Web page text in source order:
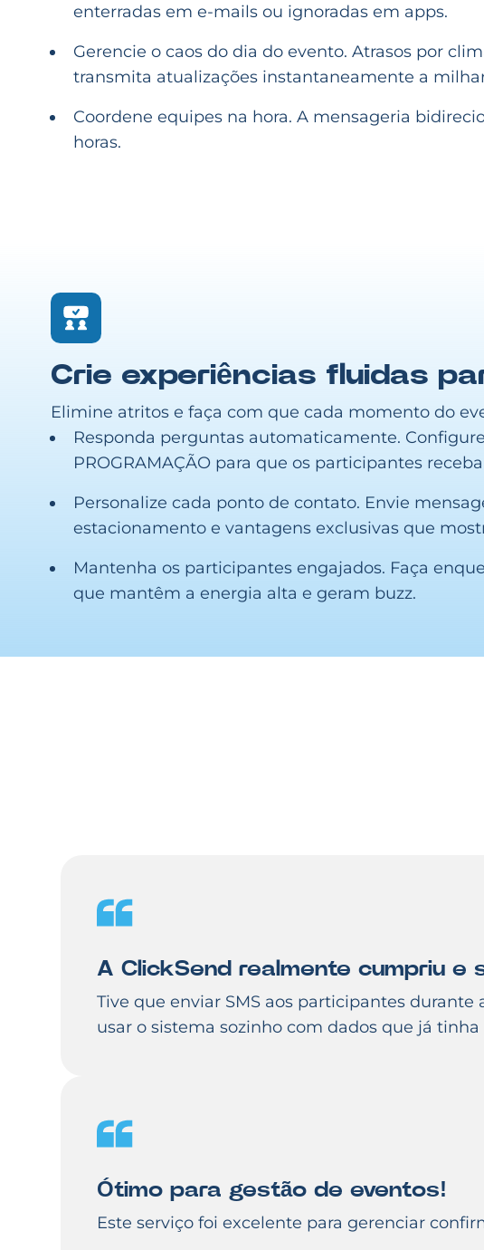
enterradas em e-mails ou ignoradas em apps.
Gerencie o caos do dia do evento. Atrasos por
transmita atualizações instantaneamente a
Coordene equipes na hora. A mensageria
horas.
Crie experiências fluidas
Elimine atritos e faça com que cada momento do
Responda perguntas automaticamente.
PROGRAMAÇÃO para que os participantes
Personalize cada ponto de contato. Envie
estacionamento e vantagens exclusivas que
Mantenha os participantes engajados. Faça
que mantêm a energia alta e geram buzz.
A ClickSend realmente cumpriu e
Tive que enviar SMS aos participantes
usar o sistema sozinho com dados que já
Ótimo para gestão de eventos!
Este serviço foi excelente para gerenciar